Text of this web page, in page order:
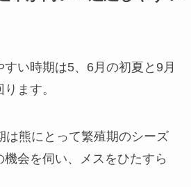
すい時期は5、6月の初夏と9月
ます。
は熊にとって繁殖期のシーズ
会を伺い、メスをひたすら